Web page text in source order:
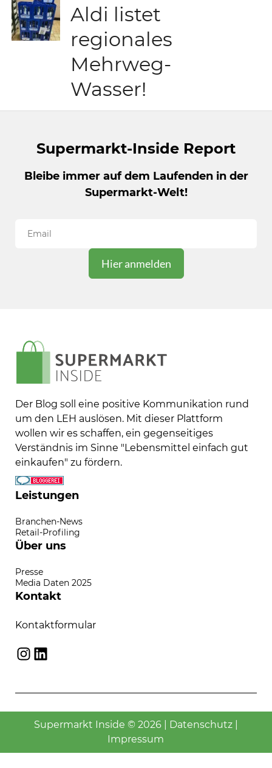
Aldi listet
regionales
Mehrweg-
Wasser!
Supermarkt-Inside Report
Bleibe immer auf dem Laufenden in der
Supermarkt-Welt!
Der Blog soll eine positive Kommunikation rund
um den LEH auslösen. Mit dieser Plattform
wollen wir es schaffen, ein gegenseitiges
Verständnis im Sinne "Lebensmittel einfach gut
einkaufen" zu fördern.
Leistungen
Branchen-News
Retail-Profiling
Über uns
Presse
Media Daten 2025
Kontakt
Kontaktformular
Instagram
LinkedIn
Supermarkt Inside © 2026 | Datenschutz|
Impressum